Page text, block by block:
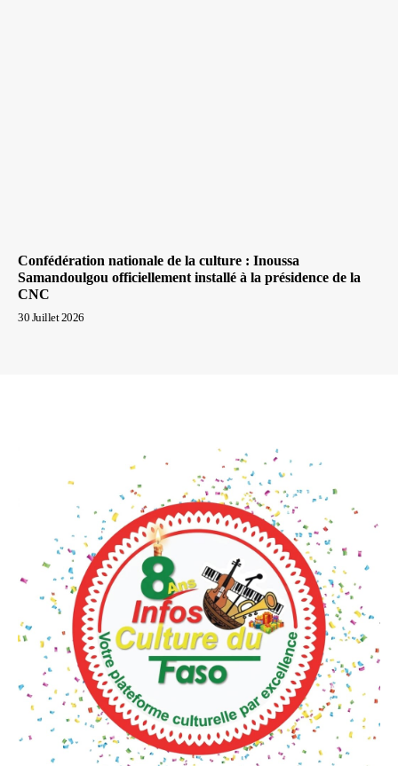
Confédération nationale de la culture : Inoussa
Samandoulgou officiellement installé à la présidence de la
CNC
30 Juillet 2026